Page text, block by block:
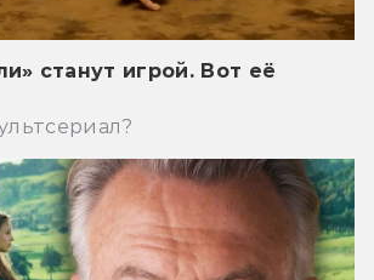
станут игрой. Вот её